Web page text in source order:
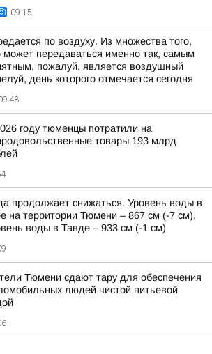
09:15
по воздуху. Из множества того,
может передаваться именно так, самым
пожалуй, является воздушный
день которого отмечается сегодня
году тюменцы потратили на
товары 193 млрд
продолжает снижаться. Уровень воды в
на территории Тюмени – 867 см (-7 см),
воды в Тавде – 933 см (-1 см)
Тюмени сдают тару для обеспечения
людей чистой питьевой